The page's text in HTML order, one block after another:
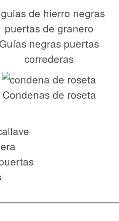
Guías negras puertas
correderas
Condenas de roseta